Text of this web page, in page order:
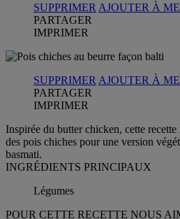
SUPPRIMER AJOUTER À
PARTAGER
IMPRIMER
SUPPRIMER AJOUTER À
PARTAGER
IMPRIMER
Inspirée du butter chicken, cette
des pois chiches pour une version
basmati.
INGRÉDIENTS PRINCIPAUX
Légumes
POUR CETTE RECETTE NOUS